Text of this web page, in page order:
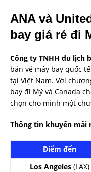
ANA và
bay giá rẻ đi
Công ty TNHH du lịch
bán vé máy bay quốc
tại Việt Nam. Với
bay đi Mỹ và Canada
chọn cho mình một
Thông tin khuyến mãi
Điểm đến
Los Angeles (LAX)